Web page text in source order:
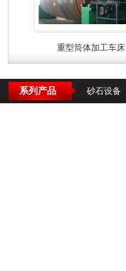
重型筒体加工车床
系列产品 砂石设备